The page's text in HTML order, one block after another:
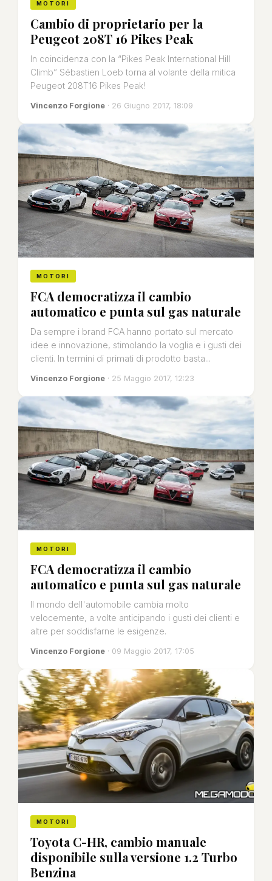
MOTORI
Cambio di proprietario per la
Peugeot 208T 16 Pikes Peak
In coincidenza con la “Pikes Peak International Hill
Climb” Sébastien Loeb torna al volante della mitica
Peugeot 208T16 Pikes Peak!
Vincenzo Forgione · 26 Giugno 2017, 18:09
MOTORI
FCA democratizza il cambio
automatico e punta sul gas naturale
Da sempre i brand FCA hanno portato sul mercato
idee e innovazione, stimolando la voglia e i gusti dei
clienti. In termini di primati di prodotto basta...
Vincenzo Forgione · 25 Maggio 2017, 12:23
MOTORI
FCA democratizza il cambio
automatico e punta sul gas naturale
Il mondo dell'automobile cambia molto
velocemente, a volte anticipando i gusti dei clienti e
altre per soddisfarne le esigenze.
Vincenzo Forgione · 09 Maggio 2017, 17:05
MOTORI
Toyota C-HR, cambio manuale
disponibile sulla versione 1.2 Turbo
Benzina